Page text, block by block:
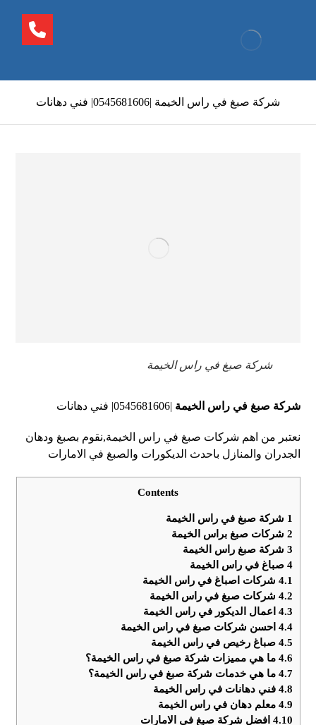
شركة صبغ في راس الخيمة |0545681606| فني دهانات
شركة صبغ في راس الخيمة
شركة صبغ في راس الخيمة |0545681606| فني دهانات
نعتبر من اهم شركات صبغ في راس الخيمة,نقوم بصبغ ودهان
الجدران والمنازل باحدث الديكورات والصبغ في الامارات
Contents
1 شركة صبغ في راس الخيمة
2 شركات صبغ براس الخيمة
3 شركة صبغ راس الخيمة
4 صباغ في راس الخيمة
4.1 شركات اصباغ في راس الخيمة
4.2 شركات صبغ في راس الخيمة
4.3 اعمال الديكور في راس الخيمة
4.4 احسن شركات صبغ في راس الخيمة
4.5 صباغ رخيص في راس الخيمة
4.6 ما هي مميزات شركة صبغ في راس الخيمة؟
4.7 ما هي خدمات شركة صبغ في راس الخيمة؟
4.8 فني دهانات في راس الخيمة
4.9 معلم دهان في راس الخيمة
4.10 افضل شركة صبغ في الامارات